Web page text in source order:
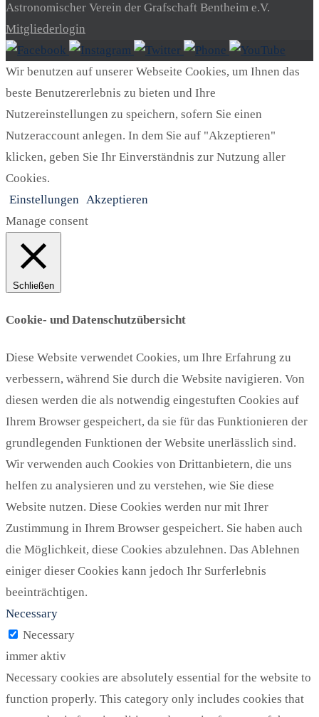
Astronomischer Verein der Grafschaft Bentheim e.V.
Mitgliederlogin
Wir benutzen auf unserer Webseite Cookies, um Ihnen das
beste Benutzererlebnis zu bieten und Ihre
Nutzereinstellungen zu speichern, sofern Sie einen
Nutzeraccount anlegen. In dem Sie auf "Akzeptieren"
klicken, geben Sie Ihr Einverständnis zur Nutzung aller
Cookies.
Einstellungen Akzeptieren
Manage consent
Schließen
Cookie- und Datenschutzübersicht
Diese Website verwendet Cookies, um Ihre Erfahrung zu
verbessern, während Sie durch die Website navigieren. Von
diesen werden die als notwendig eingestuften Cookies auf
Ihrem Browser gespeichert, da sie für das Funktionieren der
grundlegenden Funktionen der Website unerlässlich sind.
Wir verwenden auch Cookies von Drittanbietern, die uns
helfen zu analysieren und zu verstehen, wie Sie diese
Website nutzen. Diese Cookies werden nur mit Ihrer
Zustimmung in Ihrem Browser gespeichert. Sie haben auch
die Möglichkeit, diese Cookies abzulehnen. Das Ablehnen
einiger dieser Cookies kann jedoch Ihr Surferlebnis
beeinträchtigen.
Necessary
Necessary
immer aktiv
Necessary cookies are absolutely essential for the website to
function properly. This category only includes cookies that